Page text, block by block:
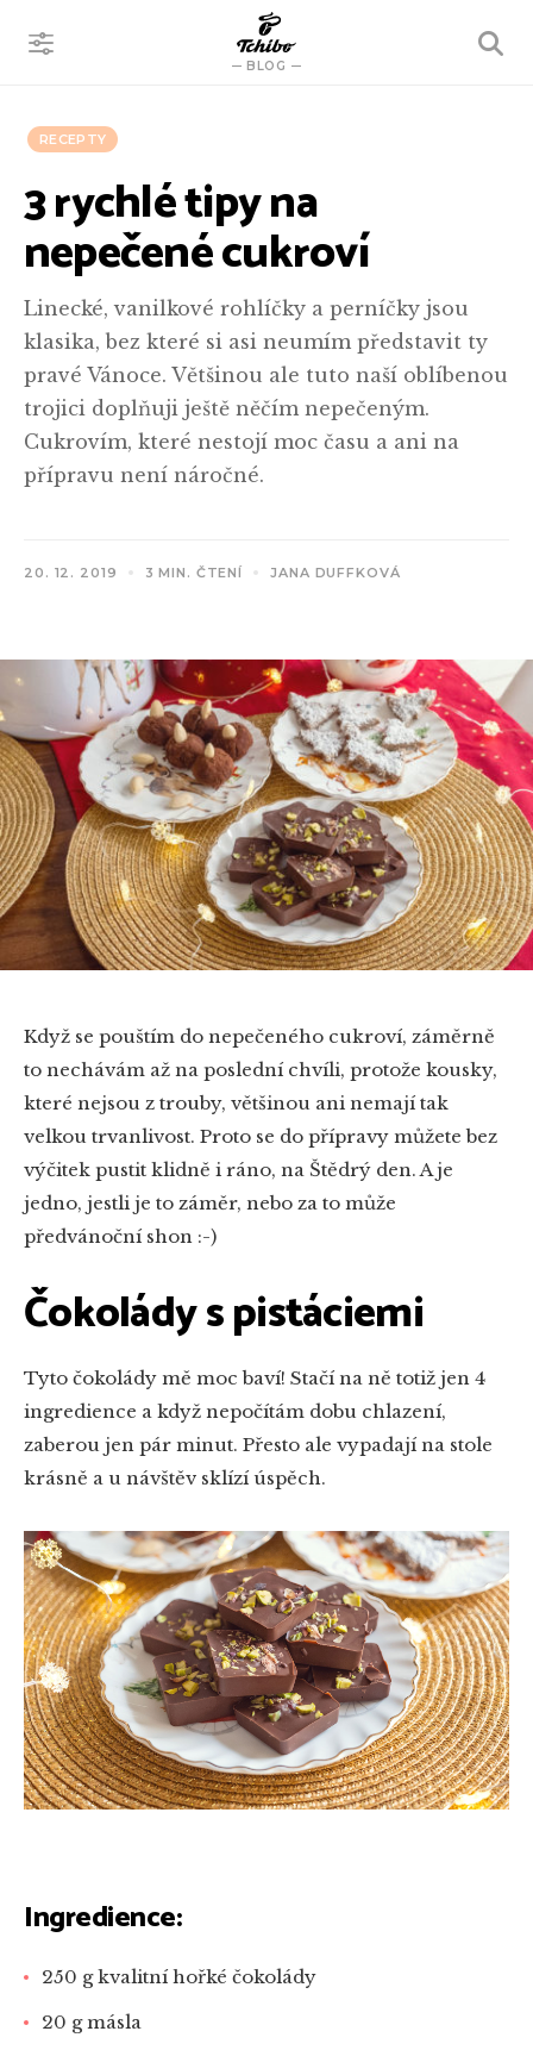
BLOG
VYHLEDÁVÁNÍ
RECEPTY
3 rychlé tipy na
nepečené cukroví
Linecké, vanilkové rohlíčky a perníčky jsou
klasika, bez které si asi neumím představit ty
pravé Vánoce. Většinou ale tuto naší oblíbenou
trojici doplňuji ještě něčím nepečeným.
Cukrovím, které nestojí moc času a ani na
přípravu není náročné.
20. 12. 2019 3 MIN. ČTENÍ JANA DUFFKOVÁ
Když se pouštím do nepečeného cukroví, záměrně
to nechávám až na poslední chvíli, protože kousky,
které nejsou z trouby, většinou ani nemají tak
velkou trvanlivost. Proto se do přípravy můžete bez
výčitek pustit klidně i ráno, na Štědrý den. A je
jedno, jestli je to záměr, nebo za to může
předvánoční shon :-)
Čokolády s pistáciemi
Tyto čokolády mě moc baví! Stačí na ně totiž jen 4
ingredience a když nepočítám dobu chlazení,
zaberou jen pár minut. Přesto ale vypadají na stole
krásně a u návštěv sklízí úspěch.
Ingredience:
250 g kvalitní hořké čokolády
20 g másla